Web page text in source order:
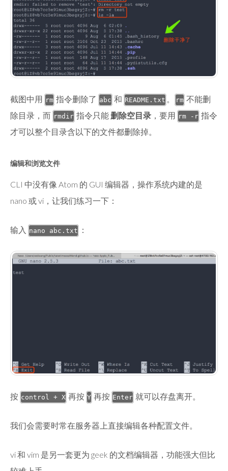
截图中用 rm 指令删除了 abc 和 README.txt 。 rm 不能删
除目录，而 rmdir 指令只能删除空目录 ，要用 rm -r 指令
才可以整个目录含以下的文件都删除掉。
编辑和浏览文件
CLI 中没有像 Atom 的 GUI 编辑器，操作系统内建的是
nano 或 vi，让我们练习一下：
输入 nano abc.txt ：
按 control + X 再按 Y 再按 Enter 就可以存盘离开。
我们会需要时常在服务器上直接编辑各种配置文件。
vi 和 vim 是另一套更为 geek 的文档编辑器，功能强大但比